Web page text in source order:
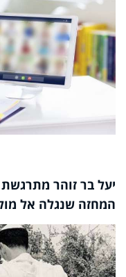
יעל בר זוהר
המחזה שנגלה אל מול